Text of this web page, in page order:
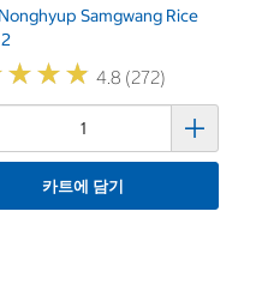
Samgwang Rice
★★★
★★★ 4.8 (272)
카트에 담기